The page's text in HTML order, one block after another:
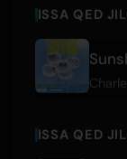
ISSA QED
ISSA QED